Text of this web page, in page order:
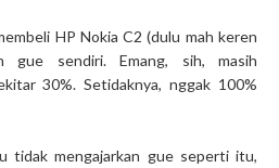
HP Nokia C2 (dulu mah keren
gue sendiri. Emang, sih, masih
30%. Setidaknya, nggak 100%
tidak mengajarkan gue seperti itu,